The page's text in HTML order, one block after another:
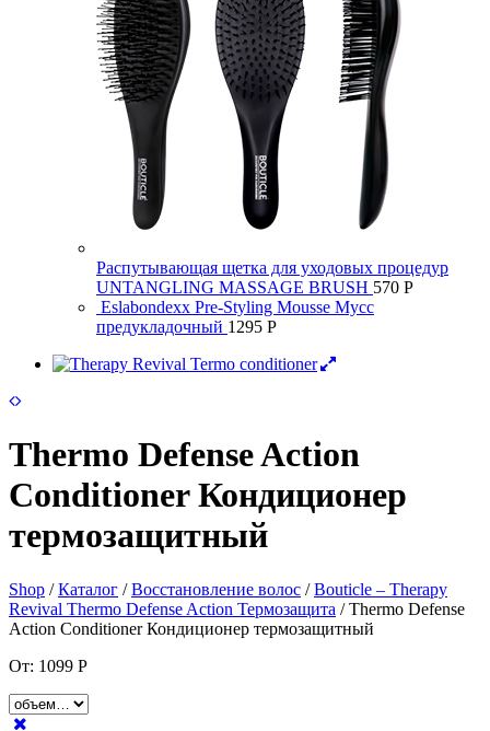
Распутывающая щетка для уходовых процедур
UNTANGLING MASSAGE BRUSH 570 Р
Eslabondexx Pre-Styling Mousse Мусс
предукладочный 1295 Р
Thermo Defense Action
Сonditioner Кондиционер
термозащитный
Shop /Каталог /Восстановление волос /Bouticle – Therapy
Revival Thermo Defense Action Термозащита / Thermo Defense
Action Сonditioner Кондиционер термозащитный
От: 1099 Р